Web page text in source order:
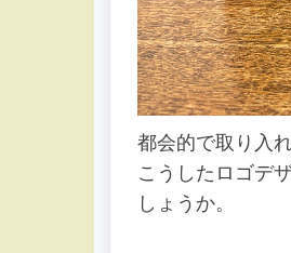
都会的で取り入
こうしたロゴデ
しょうか。